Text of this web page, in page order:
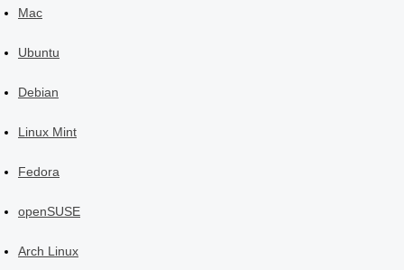
Mac
Ubuntu
Debian
Linux Mint
Fedora
openSUSE
Arch Linux